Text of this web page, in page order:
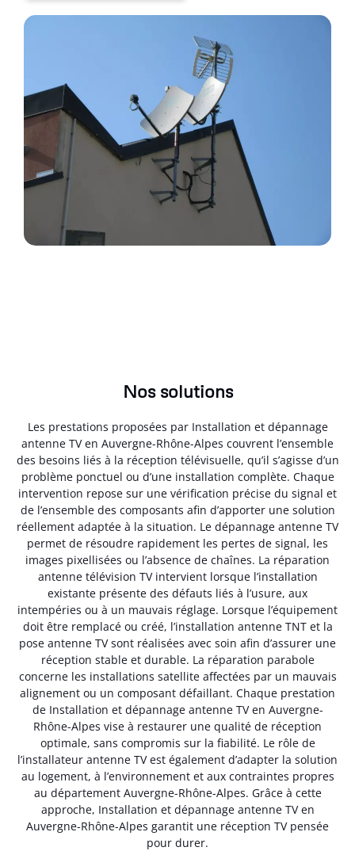
Nos solutions
Les prestations proposées par Installation et dépannage
antenne TV en Auvergne-Rhône-Alpes couvrent l’ensemble
des besoins liés à la réception télévisuelle, qu’il s’agisse d’un
problème ponctuel ou d’une installation complète. Chaque
intervention repose sur une vérification précise du signal et
de l’ensemble des composants afin d’apporter une solution
réellement adaptée à la situation. Le dépannage antenne TV
permet de résoudre rapidement les pertes de signal, les
images pixellisées ou l’absence de chaînes. La réparation
antenne télévision TV intervient lorsque l’installation
existante présente des défauts liés à l’usure, aux
intempéries ou à un mauvais réglage. Lorsque l’équipement
doit être remplacé ou créé, l’installation antenne TNT et la
pose antenne TV sont réalisées avec soin afin d’assurer une
réception stable et durable. La réparation parabole
concerne les installations satellite affectées par un mauvais
alignement ou un composant défaillant. Chaque prestation
de Installation et dépannage antenne TV en Auvergne-
Rhône-Alpes vise à restaurer une qualité de réception
optimale, sans compromis sur la fiabilité. Le rôle de
l’installateur antenne TV est également d’adapter la solution
au logement, à l’environnement et aux contraintes propres
au département Auvergne-Rhône-Alpes. Grâce à cette
approche, Installation et dépannage antenne TV en
Auvergne-Rhône-Alpes garantit une réception TV pensée
pour durer.